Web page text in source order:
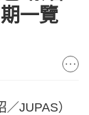
一覽
JUPAS）